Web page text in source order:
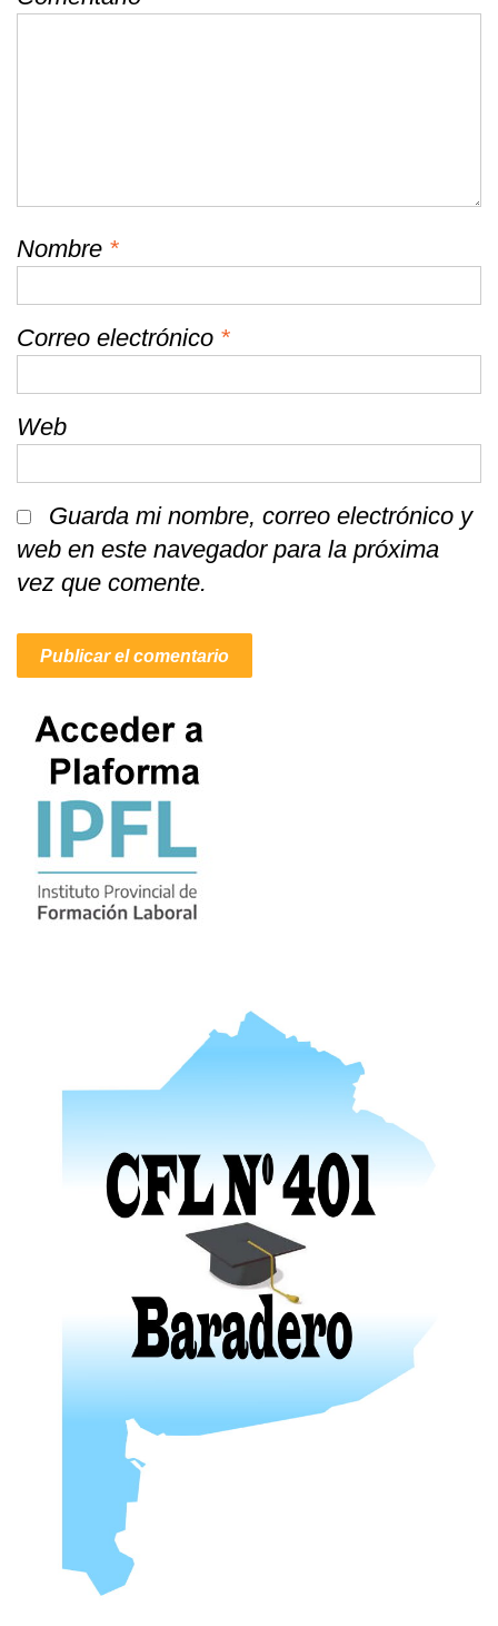
Nombre *
Correo electrónico *
Web
Guarda mi nombre, correo electrónico y
web en este navegador para la próxima
vez que comente.